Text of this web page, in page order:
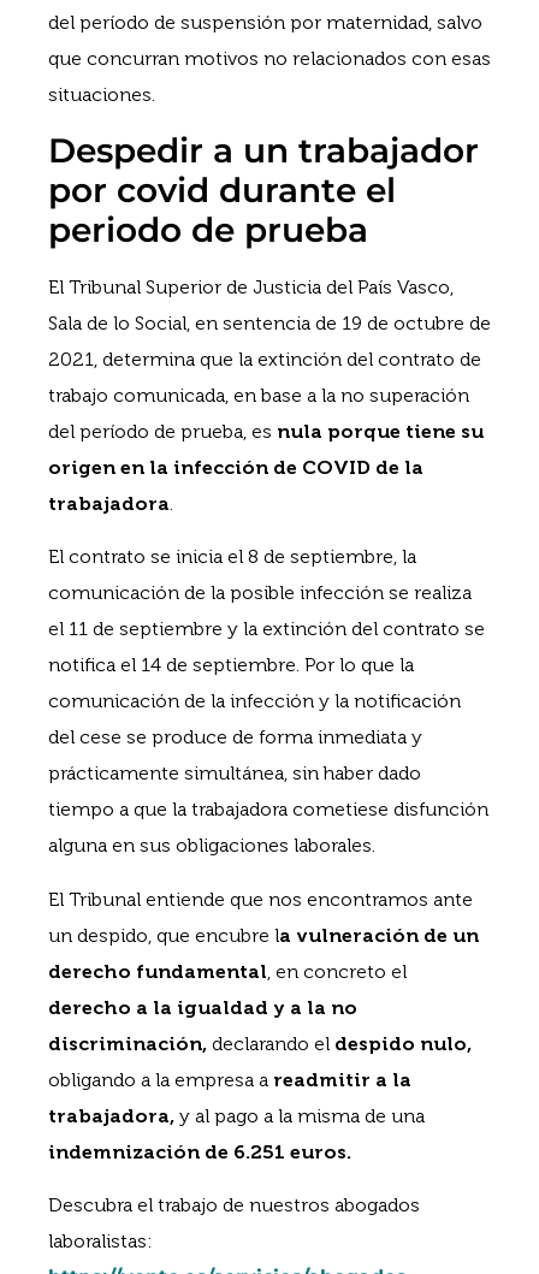
del período de suspensión por maternidad, salvo
que concurran motivos no relacionados con esas
situaciones.
Despedir a un trabajador
por covid durante el
periodo de prueba
El Tribunal Superior de Justicia del País Vasco,
Sala de lo Social, en sentencia de 19 de octubre de
2021, determina que la extinción del contrato de
trabajo comunicada, en base a la no superación
del período de prueba, es nula porque tiene su
origen en la infección de COVID de la
trabajadora
El contrato se inicia el 8 de septiembre, la
comunicación de la posible infección se realiza
el 11 de septiembre y la extinción del contrato se
notifica el 14 de septiembre. Por lo que la
comunicación de la infección y la notificación
del cese se produce de forma inmediata y
prácticamente simultánea, sin haber dado
tiempo a que la trabajadora cometiese disfunción
alguna en sus obligaciones laborales.
El Tribunal entiende que nos encontramos ante
un despido, que encubre la vulneración de un
derecho fundamental , en concreto el
derecho a la igualdad y a la no
discriminación, declarando el despido nulo,
obligando a la empresa a readmitir a la
trabajadora, y al pago a la misma de una
indemnización de 6.251 euros.
Descubra el trabajo de nuestros abogados
laboralistas: